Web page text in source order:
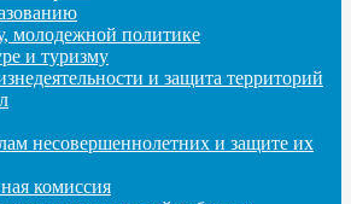
молодежной политике
и туризму
и защита территорий
несовершеннолетних и защите их
комиссия